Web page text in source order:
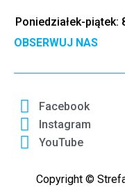
Poniedziałek-piątek:
OBSERWUJ NAS
Facebook
Instagram
YouTube
Copyright ©